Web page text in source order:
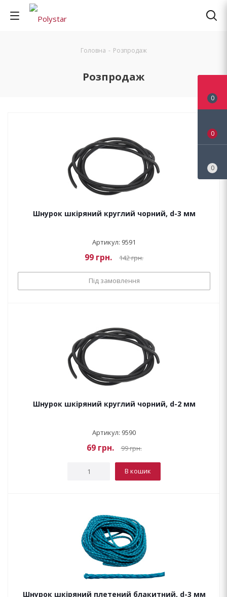
Головна - Розпродаж
Розпродаж
Шнурок шкіряний круглий чорний, d-3 мм
Артикул: 9591
99 грн. 142грн.
Під замовлення
Шнурок шкіряний круглий чорний, d-2 мм
Артикул: 9590
69грн. 99грн.
В кошик
Шнурок шкіряний плетений блакитний, d-3 мм
0
0
0